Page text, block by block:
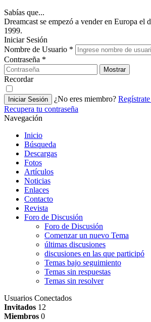
Sabías que...
Dreamcast se empezó a vender en Europa el
1999.
Iniciar Sesión
Nombre de Usuario *
Contraseña *
Mostrar
Recordar
Iniciar Sesión ¿No eres miembro?
Recupera tu contraseña
Navegación
Inicio
Búsqueda
Descargas
Fotos
Artículos
Noticias
Enlaces
Contacto
Revista
Foro de Discusión
Foro de Discusión
Comenzar un nuevo Tema
últimas discusiones
discusiones en las que participó
Temas bajo seguimiento
Temas sin respuestas
Temas sin resolver
Usuarios Conectados
Invitados 12
Miembros 0